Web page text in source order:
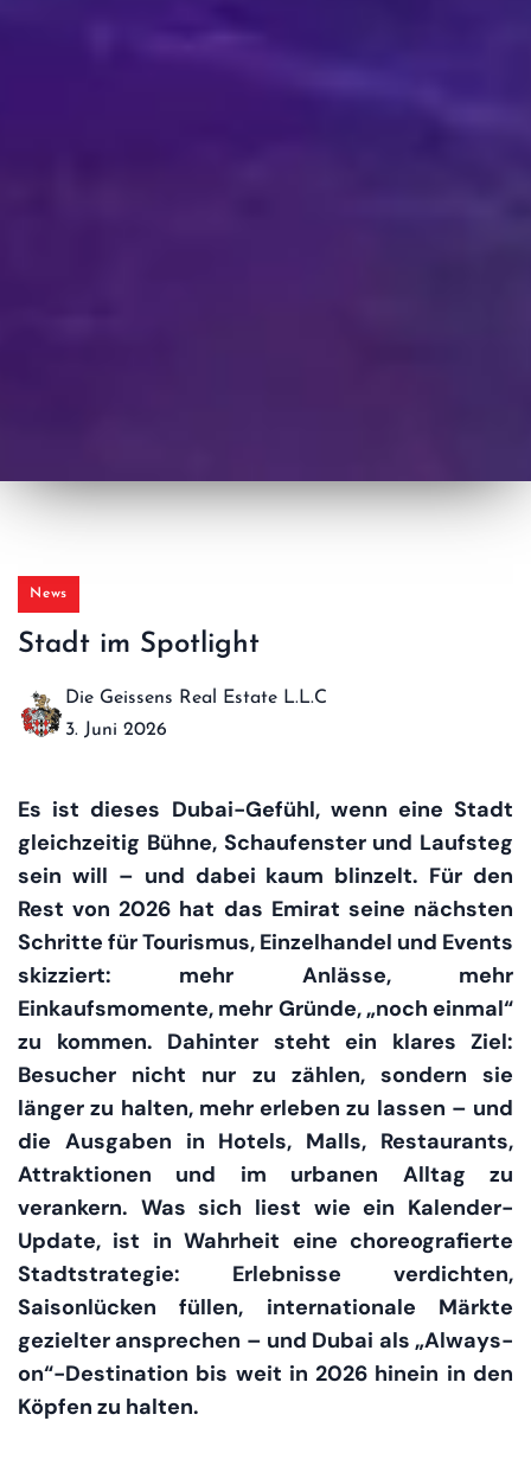
News
Stadt im Spotlight
Die Geissens Real Estate L.L.C
3. Juni 2026
Es ist dieses Dubai-Gefühl, wenn eine Stadt
gleichzeitig Bühne, Schaufenster und Laufsteg
sein will – und dabei kaum blinzelt. Für den
Rest von 2026 hat das Emirat seine nächsten
Schritte für Tourismus, Einzelhandel und Events
skizziert: mehr Anlässe, mehr
Einkaufsmomente, mehr Gründe, „noch einmal“
zu kommen. Dahinter steht ein klares Ziel:
Besucher nicht nur zu zählen, sondern sie
länger zu halten, mehr erleben zu lassen – und
die Ausgaben in Hotels, Malls, Restaurants,
Attraktionen und im urbanen Alltag zu
verankern. Was sich liest wie ein Kalender-
Update, ist in Wahrheit eine choreografierte
Stadtstrategie: Erlebnisse verdichten,
Saisonlücken füllen, internationale Märkte
gezielter ansprechen – und Dubai als „Always-
on“-Destination bis weit in 2026 hinein in den
Köpfen zu halten.